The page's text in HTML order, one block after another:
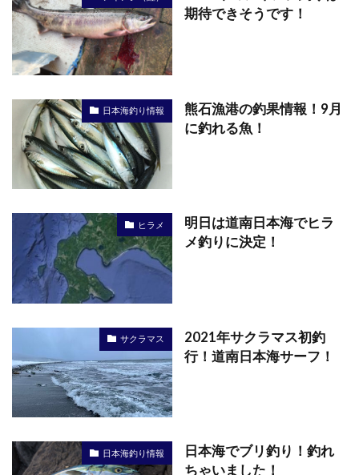
期待できそうです！
日本海釣り情報
熊石漁港の釣果情報！9月
に釣れる魚！
ヒラメ
明日は道南日本海でヒラ
メ釣りに決定！
サクラマス
2021年サクラマス初釣
行！道南日本海サーフ！
日本海釣り情報
日本海でブリ釣り！釣れ
ちゃいました！